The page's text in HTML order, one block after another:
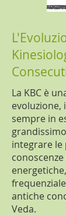
La KBC è
evoluzione,
sempre in
integrare
antiche
Veda.